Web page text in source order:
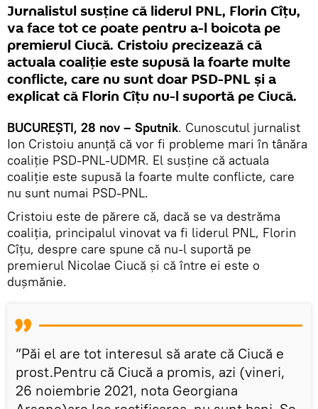
Jurnalistul susține că liderul PNL, Florin Cîțu,
va face tot ce poate pentru a-l boicota pe
premierul Ciucă. Cristoiu precizează că
actuala coaliție este supusă la foarte multe
conflicte, care nu sunt doar PSD-PNL și a
explicat că Florin Cîțu nu-l suportă pe Ciucă.
BUCUREȘTI, 28 nov – Sputnik. Cunoscutul jurnalist
Ion Cristoiu anunță că vor fi probleme mari în tânăra
coaliție PSD-PNL-UDMR. El susține că actuala
coaliție este supusă la foarte multe conflicte, care
nu sunt numai PSD-PNL.
Cristoiu este de părere că, dacă se va destrăma
coaliția, principalul vinovat va fi liderul PNL, Florin
Cîțu, despre care spune că nu-l suportă pe
premierul Nicolae Ciucă și că între ei este o
dușmănie.
”Păi el are tot interesul să arate că Ciucă e
prost.Pentru că Ciucă a promis, azi (vineri,
26 noiembrie 2021, nota Georgiana